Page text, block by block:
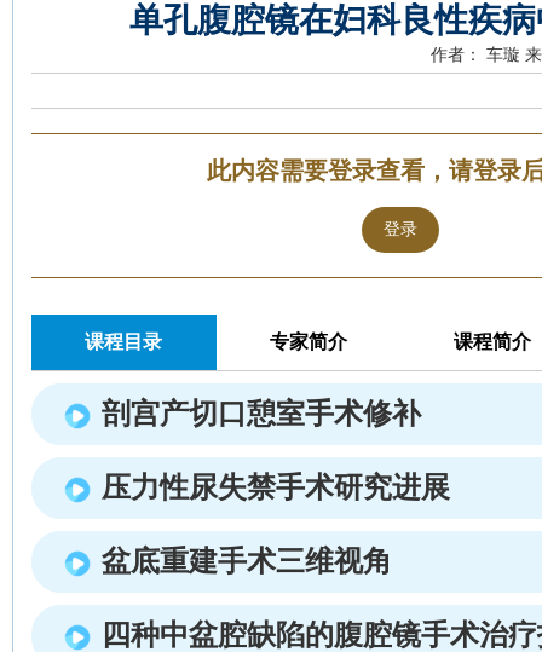
单孔腹腔镜在妇科良性疾
作者： 车璇
此内容需要登录查看，请登录
登录
课程目录 专家简介 课程简介
剖宫产切口憩室手术修补
压力性尿失禁手术研究进展
盆底重建手术三维视角
四种中盆腔缺陷的腹腔镜手术治